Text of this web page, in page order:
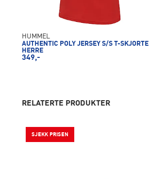
HUMMEL
AUTHENTIC POLY JERSEY S/S T-SKJORTE
HERRE
349,-
RELATERTE PRODUKTER
SJEKK PRISEN